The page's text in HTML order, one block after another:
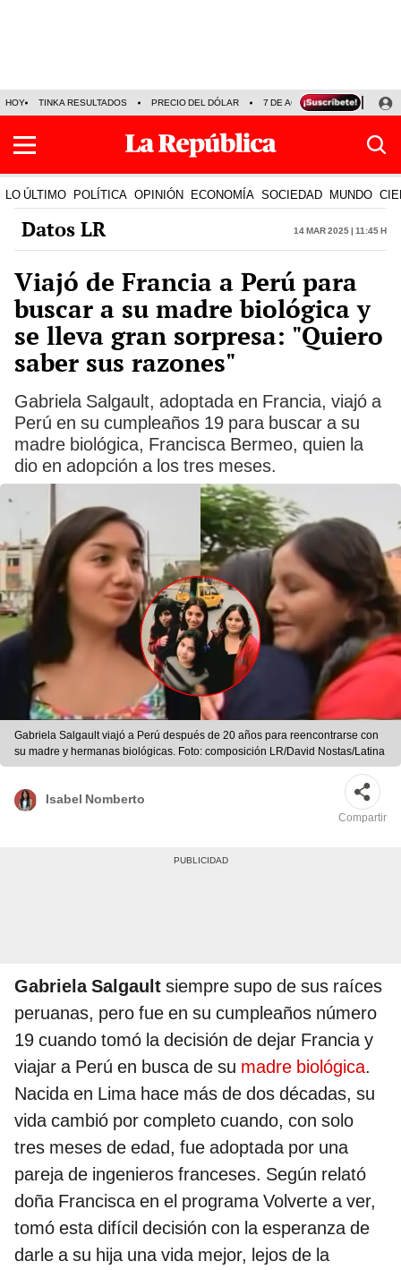
HOY TINKA RESULTADOS PRECIO DEL DÓLAR 7 DE AGOSTO OLLANTA
LO ÚLTIMO POLÍTICA OPINIÓN ECONOMÍA SOCIEDAD MUNDO
Datos LR 14 Mar 2025 | 11:45 h
Viajó de Francia a Perú para
buscar a su madre biológica y
se lleva gran sorpresa: "Quiero
saber sus razones"
Gabriela Salgault, adoptada en Francia, viajó a
Perú en su cumpleaños 19 para buscar a su
madre biológica, Francisca Bermeo, quien la
dio en adopción a los tres meses.
Gabriela Salgault viajó a Perú después de 20 años para reencontrarse con
su madre y hermanas biológicas. Foto: composición LR/David Nostas/Latina
Isabel Nomberto
Compartir
Gabriela Salgault siempre supo de sus raíces
peruanas, pero fue en su cumpleaños número
19 cuando tomó la decisión de dejar Francia y
viajar a Perú en busca de su madre biológica.
Nacida en Lima hace más de dos décadas, su
vida cambió por completo cuando, con solo
tres meses de edad, fue adoptada por una
pareja de ingenieros franceses. Según relató
doña Francisca en el programa Volverte a ver,
tomó esta difícil decisión con la esperanza de
darle a su hija una vida mejor, lejos de la